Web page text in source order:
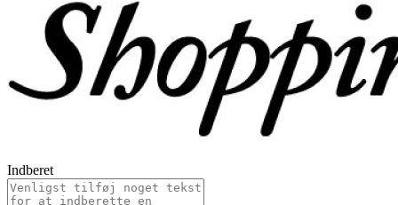
Indberet